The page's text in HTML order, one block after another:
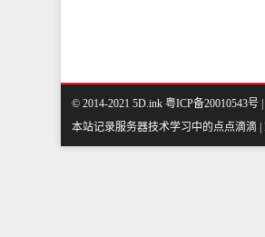
© 2014-2021 5D.ink 粤ICP备20010543号
本站记录服务器技术学习中的点点滴滴 |